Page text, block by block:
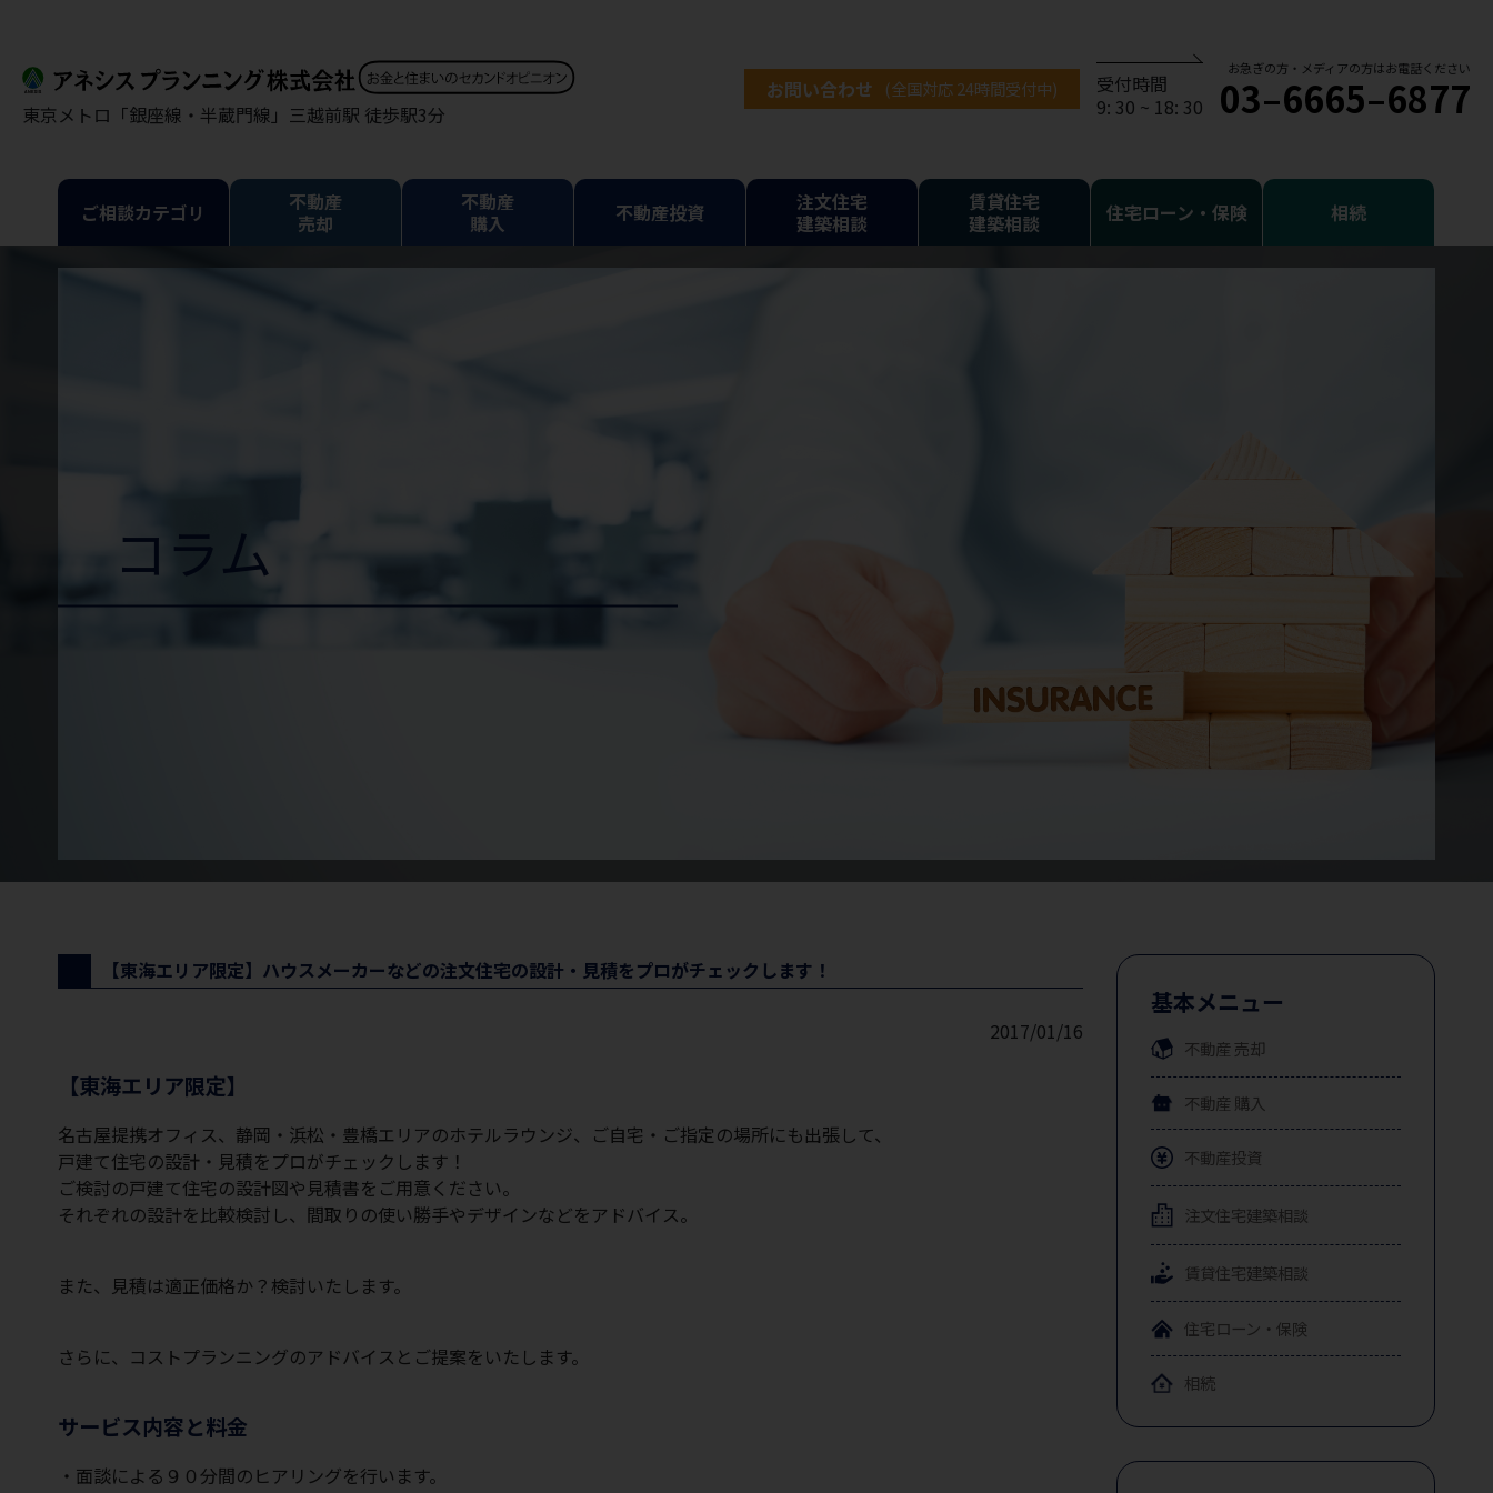
東京メトロ「銀座線・半蔵門線」三越前駅 徒歩駅3分
お問い合わせ (全国対応 24時間受付中)
受付時間
9: 30 ~ 18: 30
お急ぎの方・メディアの方はお電話ください
03–6665–6877
ご相談カテゴリ
不動産
売却
不動産
購入
不動産投資
注文住宅
建築相談
賃貸住宅
建築相談
住宅ローン・保険 相続
コラム
【東海エリア限定】ハウスメーカーなどの注文住宅の設計・見積をプロがチェックします！
2017/01/16
【東海エリア限定】
名古屋提携オフィス、静岡・浜松・豊橋エリアのホテルラウンジ、ご自宅・ご指定の場所にも出張して、
戸建て住宅の設計・見積をプロがチェックします！
ご検討の戸建て住宅の設計図や見積書をご用意ください。
それぞれの設計を比較検討し、間取りの使い勝手やデザインなどをアドバイス。
また、見積は適正価格か？検討いたします。
さらに、コストプランニングのアドバイスとご提案をいたします。
サービス内容と料金
・面談による９０分間のヒアリングを行います。
基本メニュー
不動産 売却
不動産 購入
不動産投資
注文住宅建築相談
賃貸住宅建築相談
住宅ローン・保険
相続